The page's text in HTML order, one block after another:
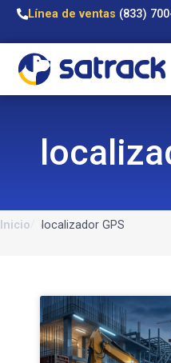
Línea de ventas (833)
Inicio localizador GPS